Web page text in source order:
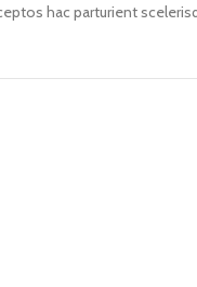
hac parturient